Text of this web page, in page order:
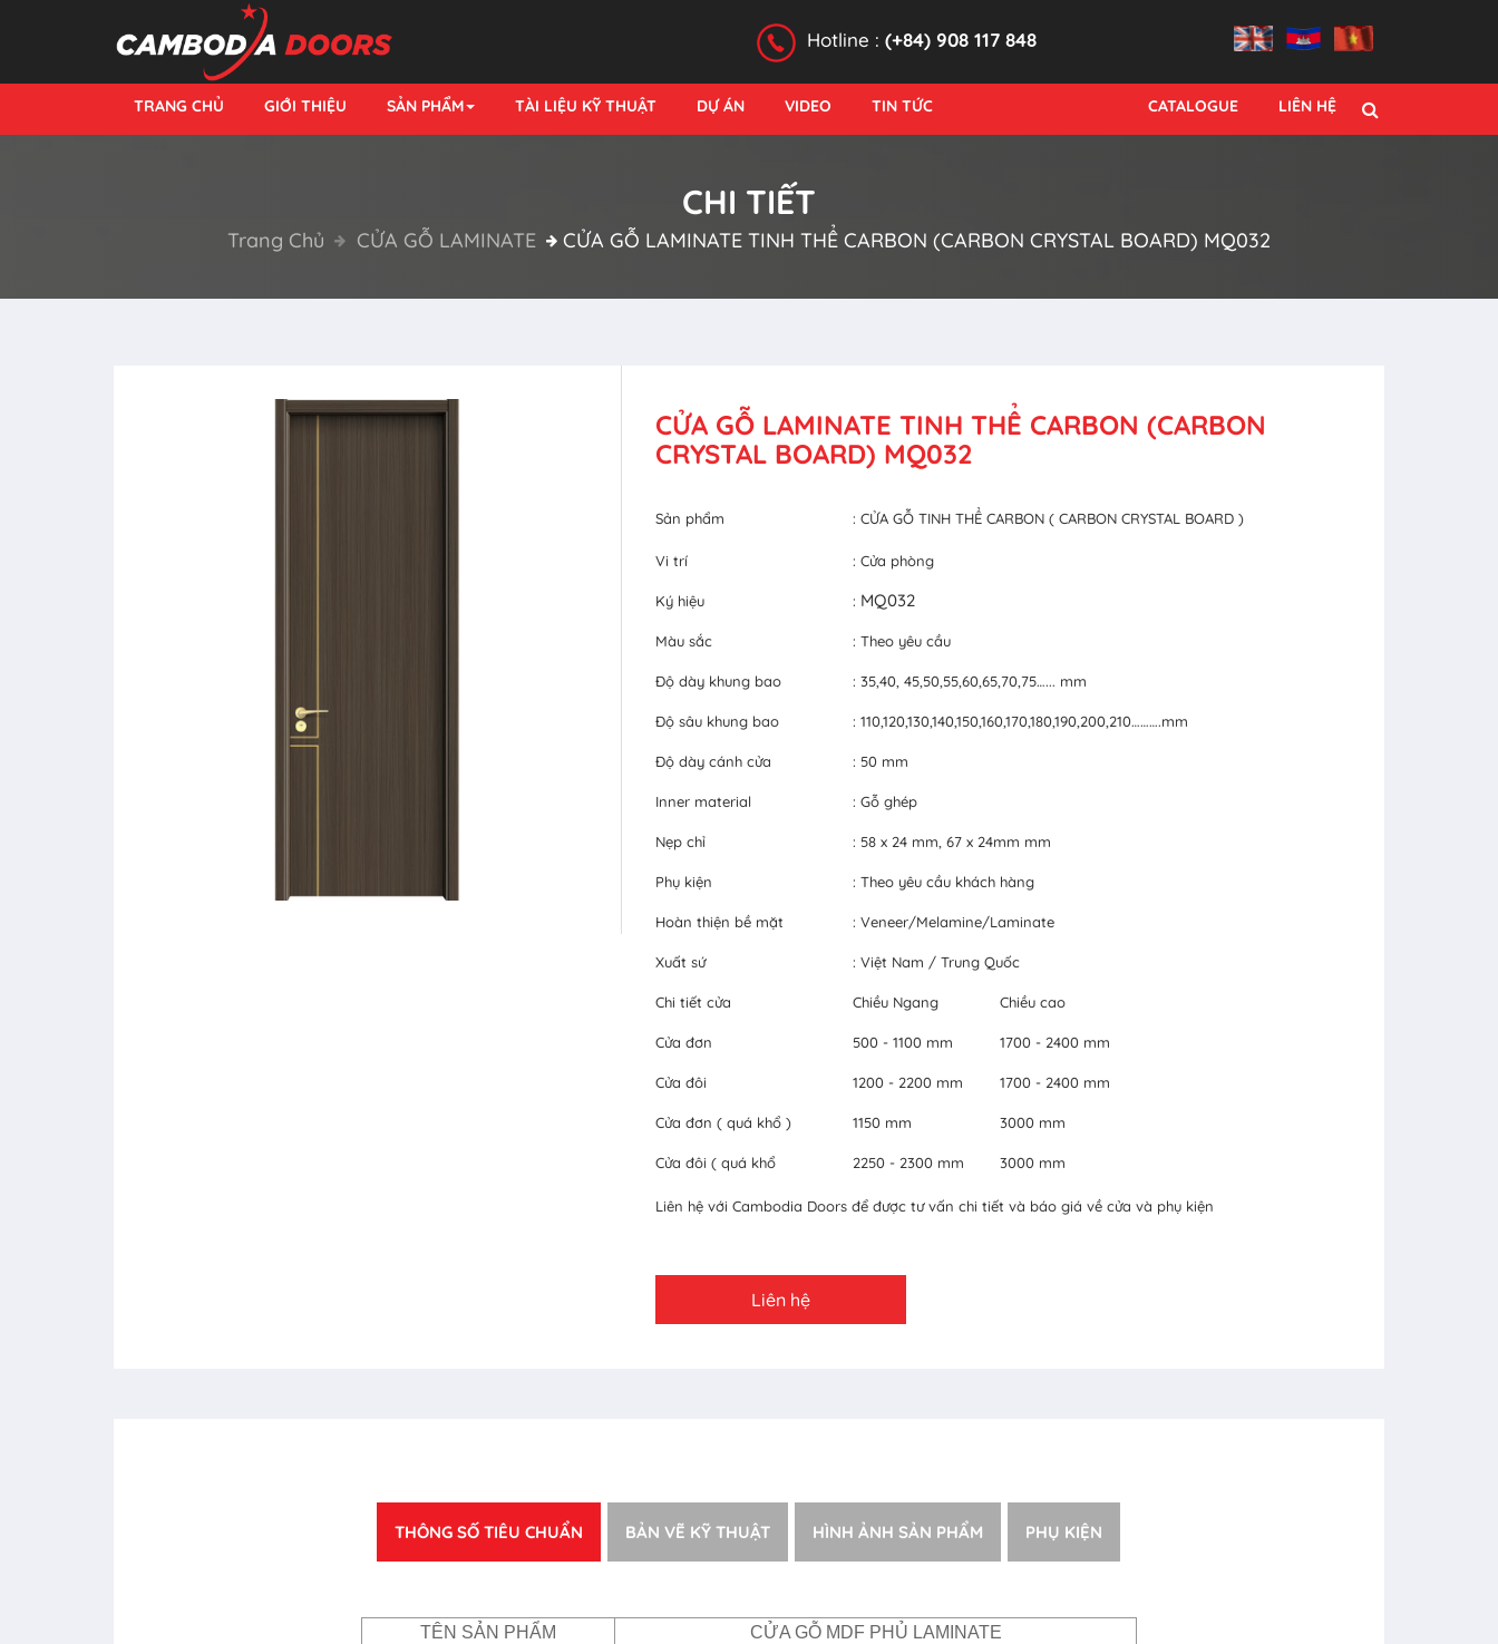
Hotline : (+84) 908 117 848
TRANG CHỦ GIỚI THIỆU SẢN PHẨM TÀI LIỆU KỸ THUẬT DỰ ÁN VIDEO TIN TỨC CATALOGUE LIÊN HỆ
CHI TIẾT
Trang Chủ CỬA GỖ LAMINATE CỬA GỖ LAMINATE TINH THỂ CARBON (CARBON CRYSTAL BOARD) MQ032
CỬA GỖ LAMINATE TINH THỂ CARBON (CARBON
CRYSTAL BOARD) MQ032
Sản phẩm : CỬA GỖ TINH THỂ CARBON ( CARBON CRYSTAL BOARD )
Vi trí : Cửa phòng
Ký hiệu : MQ032
Màu sắc : Theo yêu cầu
Độ dày khung bao : 35,40, 45,50,55,60,65,70,75…... mm
Độ sâu khung bao : 110,120,130,140,150,160,170,180,190,200,210……….mm
Độ dày cánh cửa : 50 mm
Inner material : Gỗ ghép
Nẹp chỉ : 58 x 24 mm, 67 x 24mm mm
Phụ kiện : Theo yêu cầu khách hàng
Hoàn thiện bề mặt : Veneer/Melamine/Laminate
Xuất sứ : Việt Nam / Trung Quốc
Chi tiết cửa Chiều Ngang Chiều cao
Cửa đơn 500 - 1100 mm 1700 - 2400 mm
Cửa đôi 1200 - 2200 mm 1700 - 2400 mm
Cửa đơn ( quá khổ ) 1150 mm 3000 mm
Cửa đôi ( quá khổ 2250 - 2300 mm 3000 mm
Liên hệ với Cambodia Doors để được tư vấn chi tiết và báo giá về cửa và phụ kiện
Liên hệ
THÔNG SỐ TIÊU CHUẨN BẢN VẼ KỸ THUẬT HÌNH ẢNH SẢN PHẨM PHỤ KIỆN
TÊN SẢN PHẨM
CỬA GỖ MDF PHỦ LAMINATE